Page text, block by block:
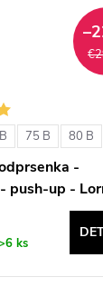
75 B 80 B
-
push-up -
Pizzo
ks